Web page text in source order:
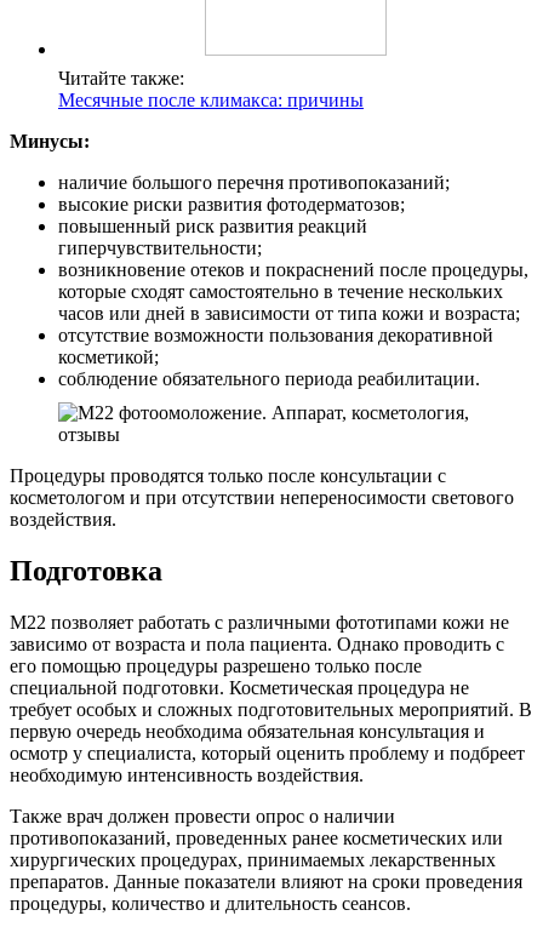
Читайте также:
Месячные после климакса: причины
Минусы:
наличие большого перечня противопоказаний;
высокие риски развития фотодерматозов;
повышенный риск развития реакций
гиперчувствительности;
возникновение отеков и покраснений после процедуры,
которые сходят самостоятельно в течение нескольких
часов или дней в зависимости от типа кожи и возраста;
отсутствие возможности пользования декоративной
косметикой;
соблюдение обязательного периода реабилитации.
Процедуры проводятся только после консультации с
косметологом и при отсутствии непереносимости светового
воздействия.
Подготовка
М22 позволяет работать с различными фототипами кожи не
зависимо от возраста и пола пациента. Однако проводить с
его помощью процедуры разрешено только после
специальной подготовки. Косметическая процедура не
требует особых и сложных подготовительных мероприятий. В
первую очередь необходима обязательная консультация и
осмотр у специалиста, который оценить проблему и подбреет
необходимую интенсивность воздействия.
Также врач должен провести опрос о наличии
противопоказаний, проведенных ранее косметических или
хирургических процедурах, принимаемых лекарственных
препаратов. Данные показатели влияют на сроки проведения
процедуры, количество и длительность сеансов.